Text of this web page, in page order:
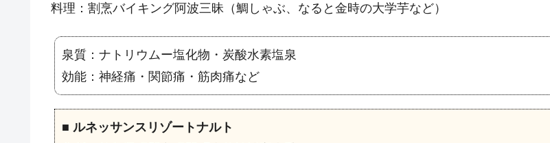
料理：割烹バイキング阿波三昧（鯛しゃぶ、なると金時の大学芋など）
泉質：ナトリウムー塩化物・炭酸水素塩泉
効能：神経痛・関節痛・筋肉痛など
■ ルネッサンスリゾートナルト